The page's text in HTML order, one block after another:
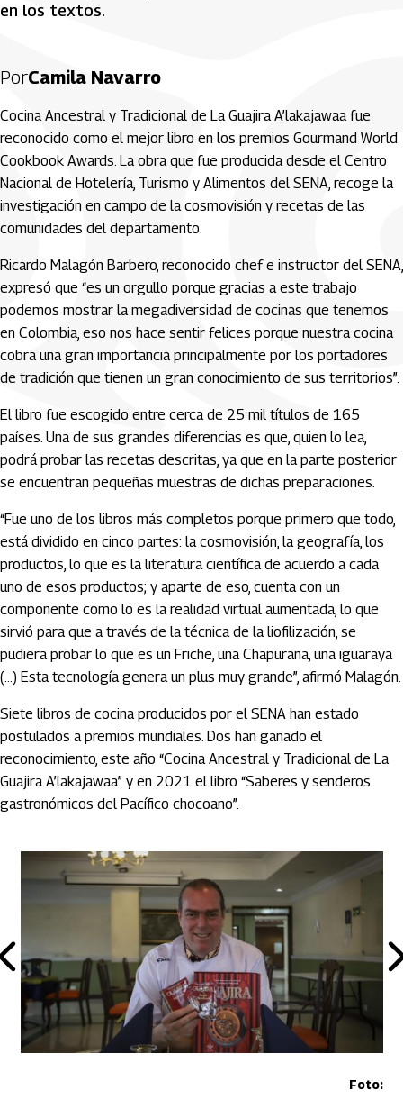
en los textos.
PorCamila Navarro
Cocina Ancestral y Tradicional de La Guajira A’lakajawaa fue
reconocido como el mejor libro en los premios Gourmand World
Cookbook Awards. La obra que fue producida desde el Centro
Nacional de Hotelería, Turismo y Alimentos del SENA, recoge la
investigación en campo de la cosmovisión y recetas de las
comunidades del departamento.
Ricardo Malagón Barbero, reconocido chef e instructor del SENA,
expresó que “es un orgullo porque gracias a este trabajo
podemos mostrar la megadiversidad de cocinas que tenemos
en Colombia, eso nos hace sentir felices porque nuestra cocina
cobra una gran importancia principalmente por los portadores
de tradición que tienen un gran conocimiento de sus territorios”.
El libro fue escogido entre cerca de 25 mil títulos de 165
países. Una de sus grandes diferencias es que, quien lo lea,
podrá probar las recetas descritas, ya que en la parte posterior
se encuentran pequeñas muestras de dichas preparaciones.
“Fue uno de los libros más completos porque primero que todo,
está dividido en cinco partes: la cosmovisión, la geografía, los
productos, lo que es la literatura científica de acuerdo a cada
uno de esos productos; y aparte de eso, cuenta con un
componente como lo es la realidad virtual aumentada, lo que
sirvió para que a través de la técnica de la liofilización, se
pudiera probar lo que es un Friche, una Chapurana, una iguaraya
(…) Esta tecnología genera un plus muy grande”, afirmó Malagón.
Siete libros de cocina producidos por el SENA han estado
postulados a premios mundiales. Dos han ganado el
reconocimiento, este año “Cocina Ancestral y Tradicional de La
Guajira A’lakajawaa” y en 2021 el libro “Saberes y senderos
gastronómicos del Pacífico chocoano”.